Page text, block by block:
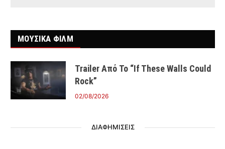
ΜΟΥΣΙΚΑ ΦΙΛΜ
Trailer Από Το “If These Walls Could
Rock”
02/08/2026
ΔΙΑΦΗΜΙΣΕΙΣ